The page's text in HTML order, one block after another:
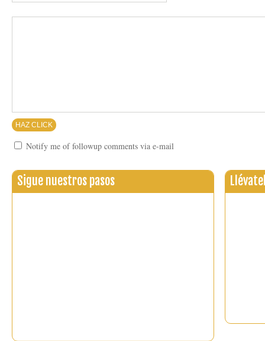
Notify me of followup comments via e-mail
Sigue nuestros pasos